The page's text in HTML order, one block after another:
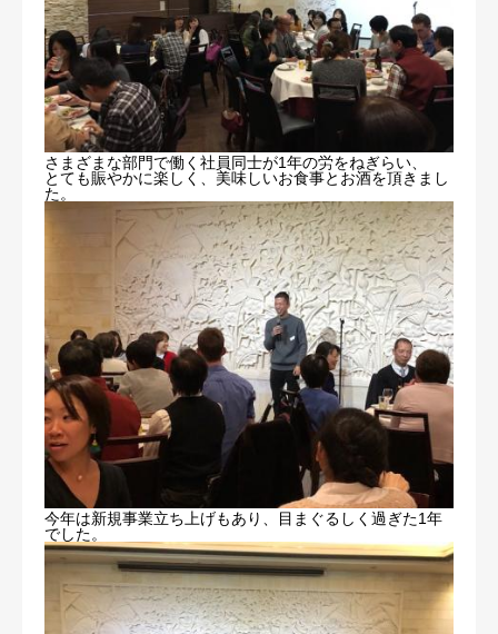
さまざまな部門で働く社員同士が1年の労をねぎらい、
とても賑やかに楽しく、美味しいお食事とお酒を頂きまし
た。
今年は新規事業立ち上げもあり、目まぐるしく過ぎた1年
でした。